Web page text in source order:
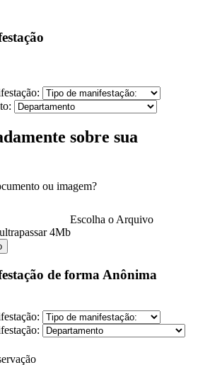
sobre sua
ou imagem?
Escolha o Arquivo
4Mb
de forma Anônima